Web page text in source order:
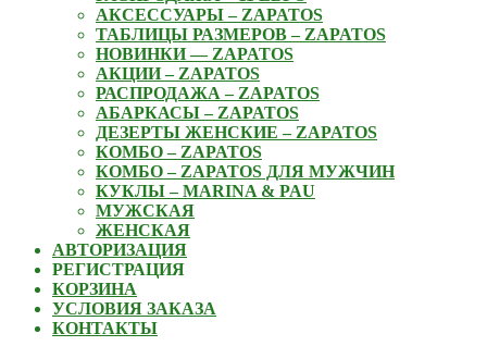
АКСЕССУАРЫ – ZAPATOS
ТАБЛИЦЫ РАЗМЕРОВ – ZAPATOS
НОВИНКИ — ZAPATOS
АКЦИИ – ZAPATOS
РАСПРОДАЖА – ZAPATOS
АБАРКАСЫ – ZAPATOS
ДЕЗЕРТЫ ЖЕНСКИЕ – ZAPATOS
КОМБО – ZAPATOS
КОМБО – ZAPATOS ДЛЯ МУЖЧИН
КУКЛЫ – MARINA & PAU
МУЖСКАЯ
ЖЕНСКАЯ
АВТОРИЗАЦИЯ
РЕГИСТРАЦИЯ
КОРЗИНА
УСЛОВИЯ ЗАКАЗА
КОНТАКТЫ